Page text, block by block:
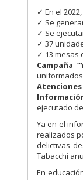
✓ En el
✓ Se
✓ Se
✓ 37
✓ 13 mesas
Campaña
Atenciones
ejecutado
Ya en el
realizados
delictivas
Tabacchi
En